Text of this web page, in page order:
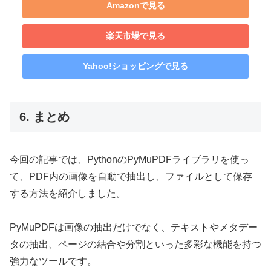
Amazonで見る
楽天市場で見る
Yahoo!ショッピングで見る
6. まとめ
今回の記事では、PythonのPyMuPDFライブラリを使っ
て、PDF内の画像を自動で抽出し、ファイルとして保存
する方法を紹介しました。
PyMuPDFは画像の抽出だけでなく、テキストやメタデー
タの抽出、ページの結合や分割といった多彩な機能を持つ
強力なツールです。